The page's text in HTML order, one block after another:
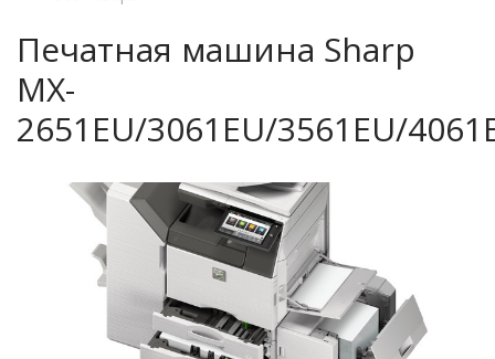
Печатная машина Sharp
MX-
2651EU/3061EU/3561EU/